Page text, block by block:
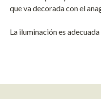
que va decorada con el
La iluminación es adecuada